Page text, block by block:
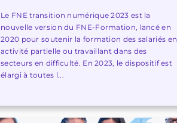
Le FNE transition numérique 2023 est la
nouvelle version du FNE-Formation, lancé en
2020 pour soutenir la formation des salariés en
activité partielle ou travaillant dans des
secteurs en difficulté. En 2023, le dispositif est
élargi à toutes l...